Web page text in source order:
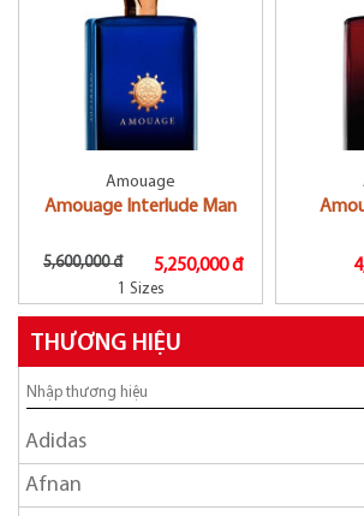
THƯƠNG HIỆU
Adidas
Afnan
Amouage
Amouage Interlude Man
5,600,000 đ 5,250,000 đ
1 Sizes